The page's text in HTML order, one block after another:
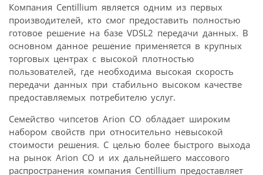
Компания Centillium является одним из первых
производителей, кто смог предоставить полностью
готовое решение на базе VDSL2 передачи данных. В
основном данное решение применяется в крупных
торговых центрах с высокой плотностью
пользователей, где необходима высокая скорость
передачи данных при стабильно высоком качестве
предоставляемых потребителю услуг.
Семейство чипсетов Arion CO обладает широким
набором свойств при относительно невысокой
стоимости решения. С целью более быстрого выхода
на рынок Arion CO и их дальнейшего массового
распространения компания Centillium предоставляет